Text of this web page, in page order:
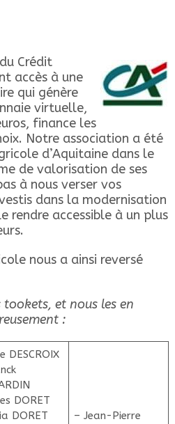
Crédit
accès à une
qui génère
virtuelle,
finance les
Notre association a été
d’Aquitaine dans le
de valorisation de ses
à nous verser vos
dans la modernisation
rendre accessible à un plus
nous a ainsi reversé
et nous les en
:
DESCROIX
DORET
DORET
– Jean-Pierre